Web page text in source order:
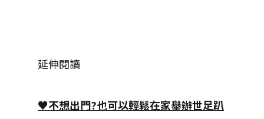
延伸閱讀
♥不想出門?也可以輕鬆在家舉辦世足趴